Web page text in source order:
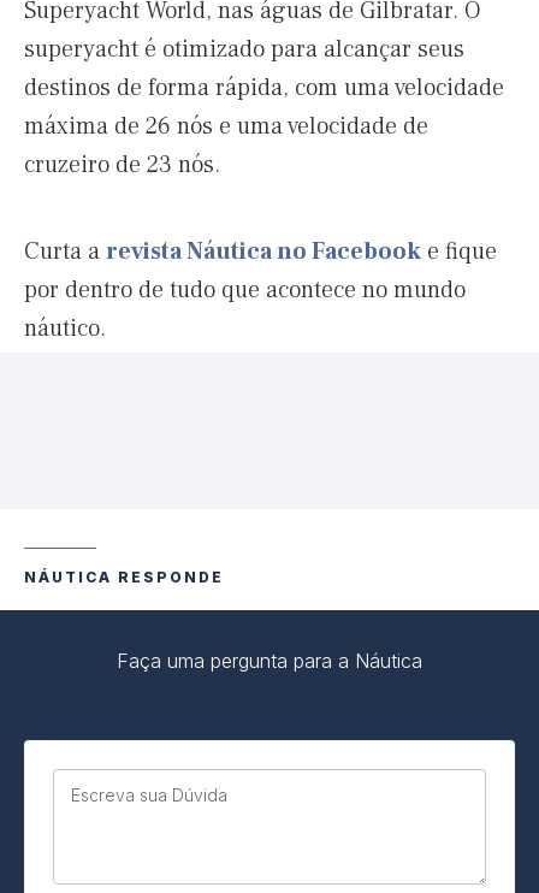
Superyacht World, nas águas de Gilbratar. O
superyacht é otimizado para alcançar seus
destinos de forma rápida, com uma velocidade
máxima de 26 nós e uma velocidade de
cruzeiro de 23 nós.
Curta arevista Náutica no Facebook e fique
por dentro de tudo que acontece no mundo
náutico.
NÁUTICA RESPONDE
Faça uma pergunta para a Náutica
Escreva sua Dúvida